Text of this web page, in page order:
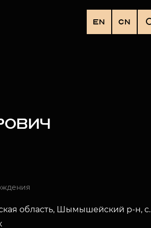
EN CN
область, Шымышейский р-н, с.